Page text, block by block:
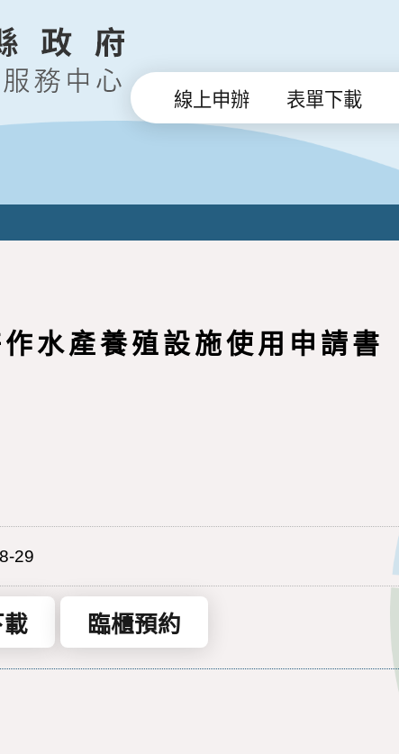
線上申辦 表單下載
水產養殖設施使用申請書
29
臨櫃預約